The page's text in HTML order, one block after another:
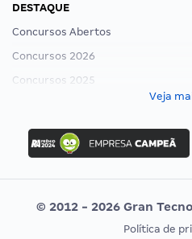
DESTAQUE
Concursos Abertos
Concursos 2026
Concursos 2025
Concurso Ibama
Concurso MPU
Editais publicados
CONCURSOS POR PROFISSÃO
Veja
© 2012 - 2026 Gran
Política de